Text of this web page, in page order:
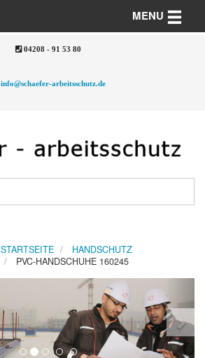
04208 - 91 53 80
info@schaefer-arbeitsschutz.de
MENU Toggle
STARTSEITE
HANDSCHUTZ
PVC-HANDSCHUHE 160245